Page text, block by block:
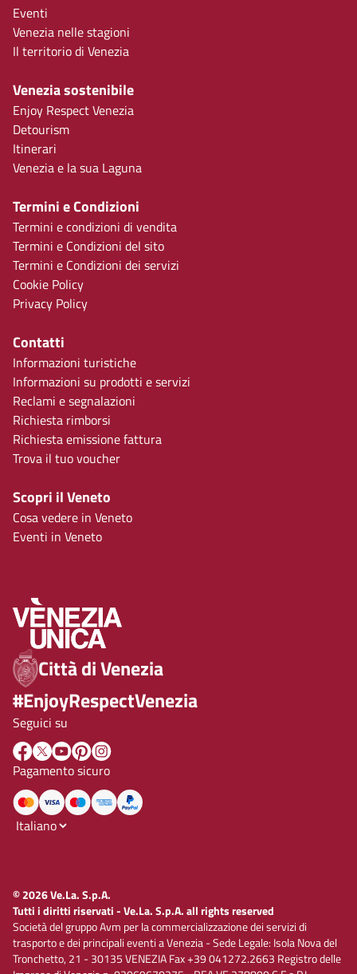
Eventi
Venezia nelle stagioni
Il territorio di Venezia
Venezia sostenibile
Enjoy Respect Venezia
Detourism
Itinerari
Venezia e la sua Laguna
Termini e Condizioni
Termini e condizioni di vendita
Termini e Condizioni del sito
Termini e Condizioni dei servizi
Cookie Policy
Privacy Policy
Contatti
Informazioni turistiche
Informazioni su prodotti e servizi
Reclami e segnalazioni
Richiesta rimborsi
Richiesta emissione fattura
Trova il tuo voucher
Scopri il Veneto
Cosa vedere in Veneto
Eventi in Veneto
Città di Venezia
#EnjoyRespectVenezia
Seguici su
Pagamento sicuro
© 2026 Ve.La. S.p.A.
Tutti i diritti riservati - Ve.La. S.p.A. all rights reserved
Società del gruppo Avm per la commercializzazione dei servizi di
trasporto e dei principali eventi a Venezia - Sede Legale: Isola Nova del
Tronchetto, 21 - 30135 VENEZIA Fax +39 041272.2663 Registro delle